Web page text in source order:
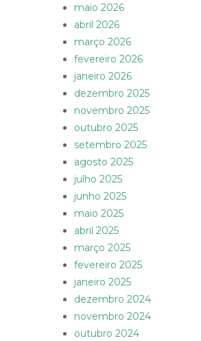
maio 2026
abril 2026
março 2026
fevereiro 2026
janeiro 2026
dezembro 2025
novembro 2025
outubro 2025
setembro 2025
agosto 2025
julho 2025
junho 2025
maio 2025
abril 2025
março 2025
fevereiro 2025
janeiro 2025
dezembro 2024
novembro 2024
outubro 2024